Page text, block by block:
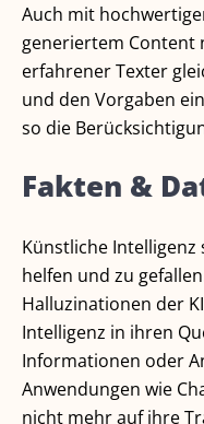
Auch mit
generiertem Content
erfahrener Texter
und den Vorgaben
so die
Fakten &
Künstliche
helfen und zu
Halluzinationen der
Intelligenz in ihren
Informationen oder
Anwendungen wie
nicht mehr auf ihre